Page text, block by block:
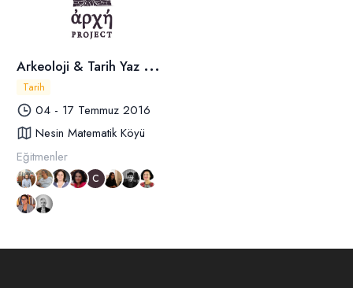
A
rkeoloji & Tarih Yaz Okulu
Tarih
04 - 17 Temmuz 2016
Nesin Matematik Köyü
Eğitmenler
C